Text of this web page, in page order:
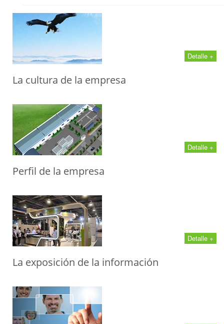
Detalle +
La cultura de la empresa
Detalle +
Perfil de la empresa
Detalle +
La exposición de la información